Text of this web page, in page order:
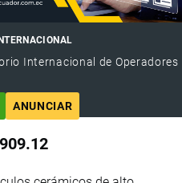
Internacional de Operadores
ANUNCIAR